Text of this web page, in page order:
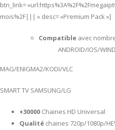
btn_link=
mois%2F||| » desc= »Premium Pack »]
Compatible avec
ANDROID/IOS/
MAG/ENIGMA2/KODI/VLC
SMART TV SAMSUNG/LG
+30000 Chaines HD Universal
Qualité chaines 720p/1080p/